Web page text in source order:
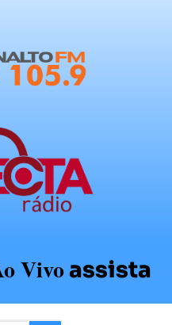
Vivoassista